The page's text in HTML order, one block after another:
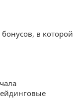
в которой